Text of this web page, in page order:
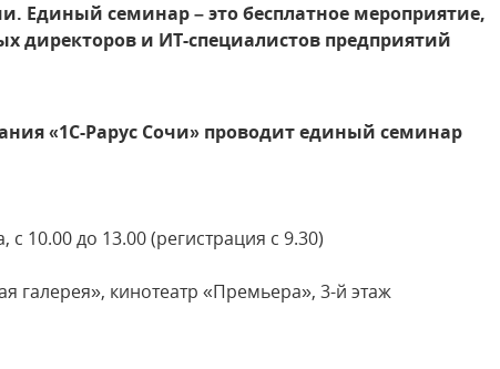
Единый семинар – это бесплатное мероприятие,
директоров и ИТ-специалистов предприятий
«1С-Рарус Сочи» проводит единый семинар
c 10.00 до 13.00 (регистрация с 9.30)
галерея», кинотеатр «Премьера», 3-й этаж